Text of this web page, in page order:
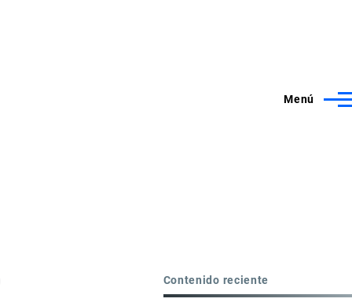
Menú
Contenido reciente